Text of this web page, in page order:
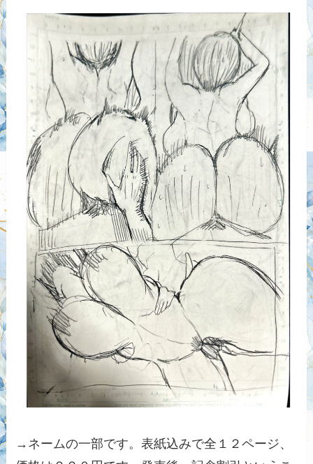
→ネームの一部です。表紙込みで全１２ページ、